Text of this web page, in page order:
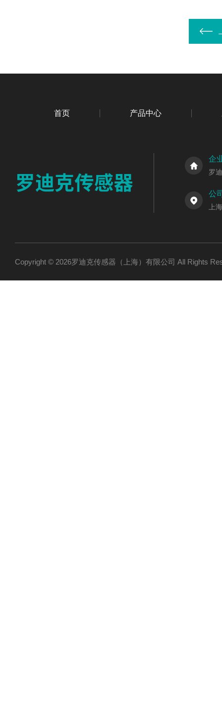
首页 产品中心
企
罗
公
上
Copyright © 2026罗迪克传感器（上海）有限公司 All Rights